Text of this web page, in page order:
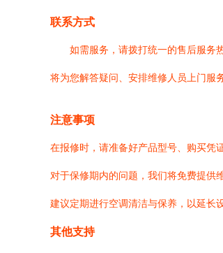
联系方式
如需服务，请拨打统一的售后服务
将为您解答疑问、安排维修人员上门服
注意事项
在报修时，请准备好产品型号、购买凭
对于保修期内的问题，我们将免费提供
建议定期进行空调清洁与保养，以延长
其他支持